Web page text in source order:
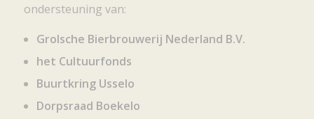
ondersteuning van:
Grolsche Bierbrouwerij Nederland B.V.
het Cultuurfonds
Buurtkring Usselo
Dorpsraad Boekelo